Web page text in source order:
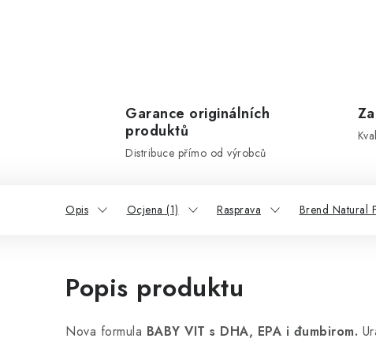
Garance originálních
produktů
Distribuce přímo od výrobců
Opis Ocjena (1) Rasprava Brend Natural
Popis produktu
Nova formula BABY VIT s DHA, EPA i đumbirom.